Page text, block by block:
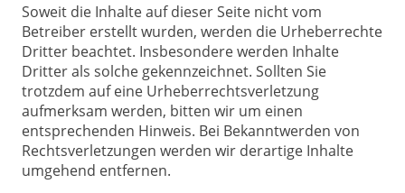
Soweit die Inhalte auf dieser Seite nicht vom
Betreiber erstellt wurden, werden die Urheberrechte
Dritter beachtet. Insbesondere werden Inhalte
Dritter als solche gekennzeichnet. Sollten Sie
trotzdem auf eine Urheberrechtsverletzung
aufmerksam werden, bitten wir um einen
entsprechenden Hinweis. Bei Bekanntwerden von
Rechtsverletzungen werden wir derartige Inhalte
umgehend entfernen.